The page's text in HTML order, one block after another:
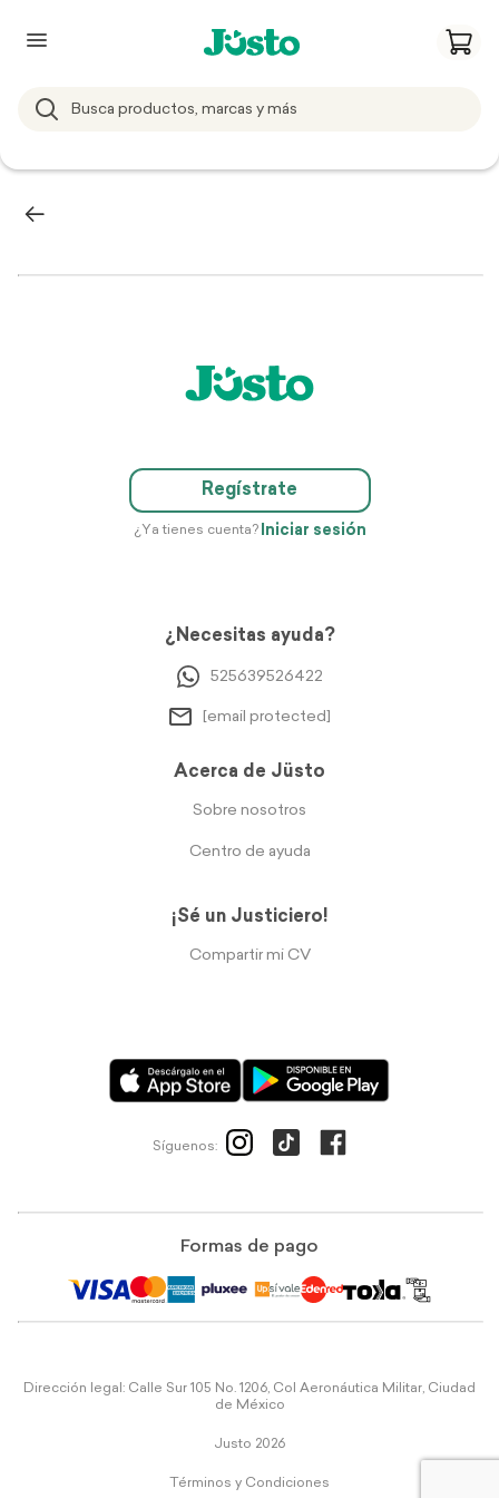
Regístrate
¿Ya tienes cuenta? Iniciar sesión
¿Necesitas ayuda?
525639526422
[email protected]
Acerca de Jüsto
Sobre nosotros
Centro de ayuda
¡Sé un Justiciero!
Compartir mi CV
Síguenos:
Formas de pago
Dirección legal: Calle Sur 105 No. 1206, Col Aeronáutica Militar, Ciudad
de México
Justo 2026
Términos y Condiciones